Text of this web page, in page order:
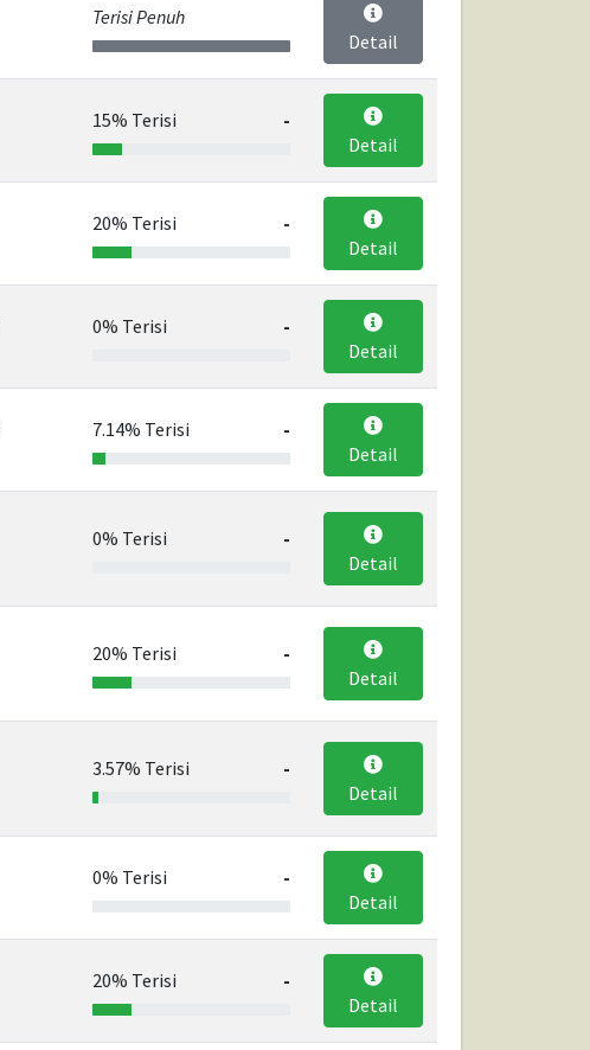
Terisi Penuh
Detail
15% Terisi
-
Detail
20% Terisi
-
Detail
0% Terisi
-
Detail
7.14% Terisi
-
Detail
0% Terisi
-
Detail
20% Terisi
-
Detail
3.57% Terisi
-
Detail
0% Terisi
-
Detail
20% Terisi
-
Detail